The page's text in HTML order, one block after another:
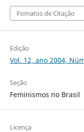
Fomatos de Citação
Edição
Vol. 12, ano 2004,
Seção
Feminismos no Brasil
Licença